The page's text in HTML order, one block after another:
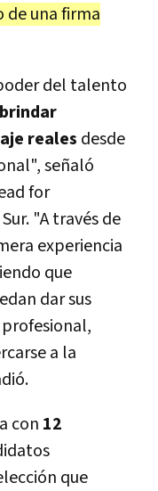
una firma
del talento
brindar
reales desde
señaló
for
"A través de
experiencia
que
dar sus
a la
con 12
que